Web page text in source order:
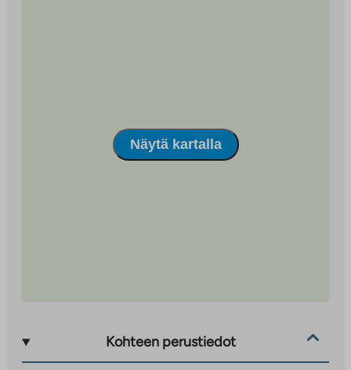
Näytä kartalla
Kohteen perustiedot